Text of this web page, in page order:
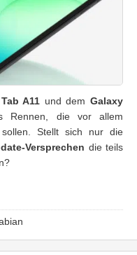
A11 und demGalaxy
Rennen, die vor allem
sollen. Stellt sich nur die
Versprechen die teils